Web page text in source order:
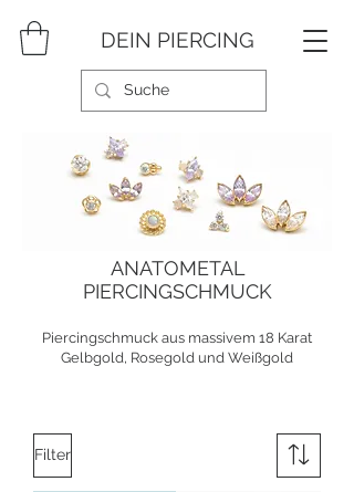
DEIN PIERCING
ANATOMETAL
PIERCINGSCHMUCK
Piercingschmuck aus massivem 18 Karat
Gelbgold, Rosegold und Weißgold
Filter